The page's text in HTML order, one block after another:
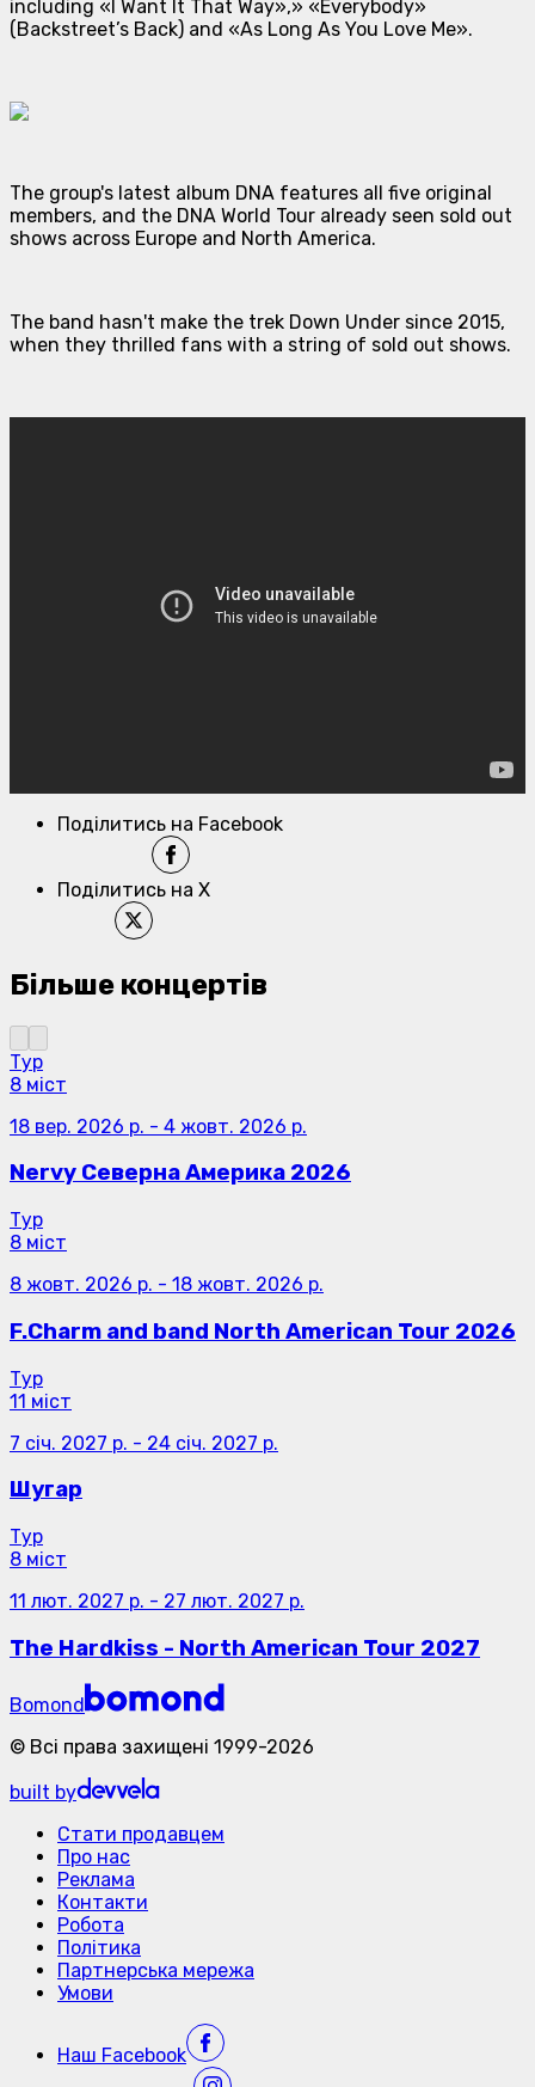
including «I Want It That Way»,» «Everybody»
(Backstreet’s Back) and «As Long As You Love Me».
The group's latest album DNA features all five original
members, and the DNA World Tour already seen sold out
shows across Europe and North America.
The band hasn't make the trek Down Under since 2015,
when they thrilled fans with a string of sold out shows.
Поділитись на Facebook
Поділитись на X
Більше концертів
Тур
8 міст
18 вер. 2026 р. - 4 жовт. 2026 р.
Nervy Северна Америка 2026
Тур
8 міст
8 жовт. 2026 р. - 18 жовт. 2026 р.
F.Charm and band North American Tour 2026
Тур
11 міст
7 січ. 2027 р. - 24 січ. 2027 р.
Шугар
Тур
8 міст
11 лют. 2027 р. - 27 лют. 2027 р.
The Hardkiss - North American Tour 2027
Bomond
© Всі права захищені 1999-2026
built by
Стати продавцем
Про нас
Реклама
Контакти
Робота
Політика
Партнерська мережа
Умови
Наш Facebook